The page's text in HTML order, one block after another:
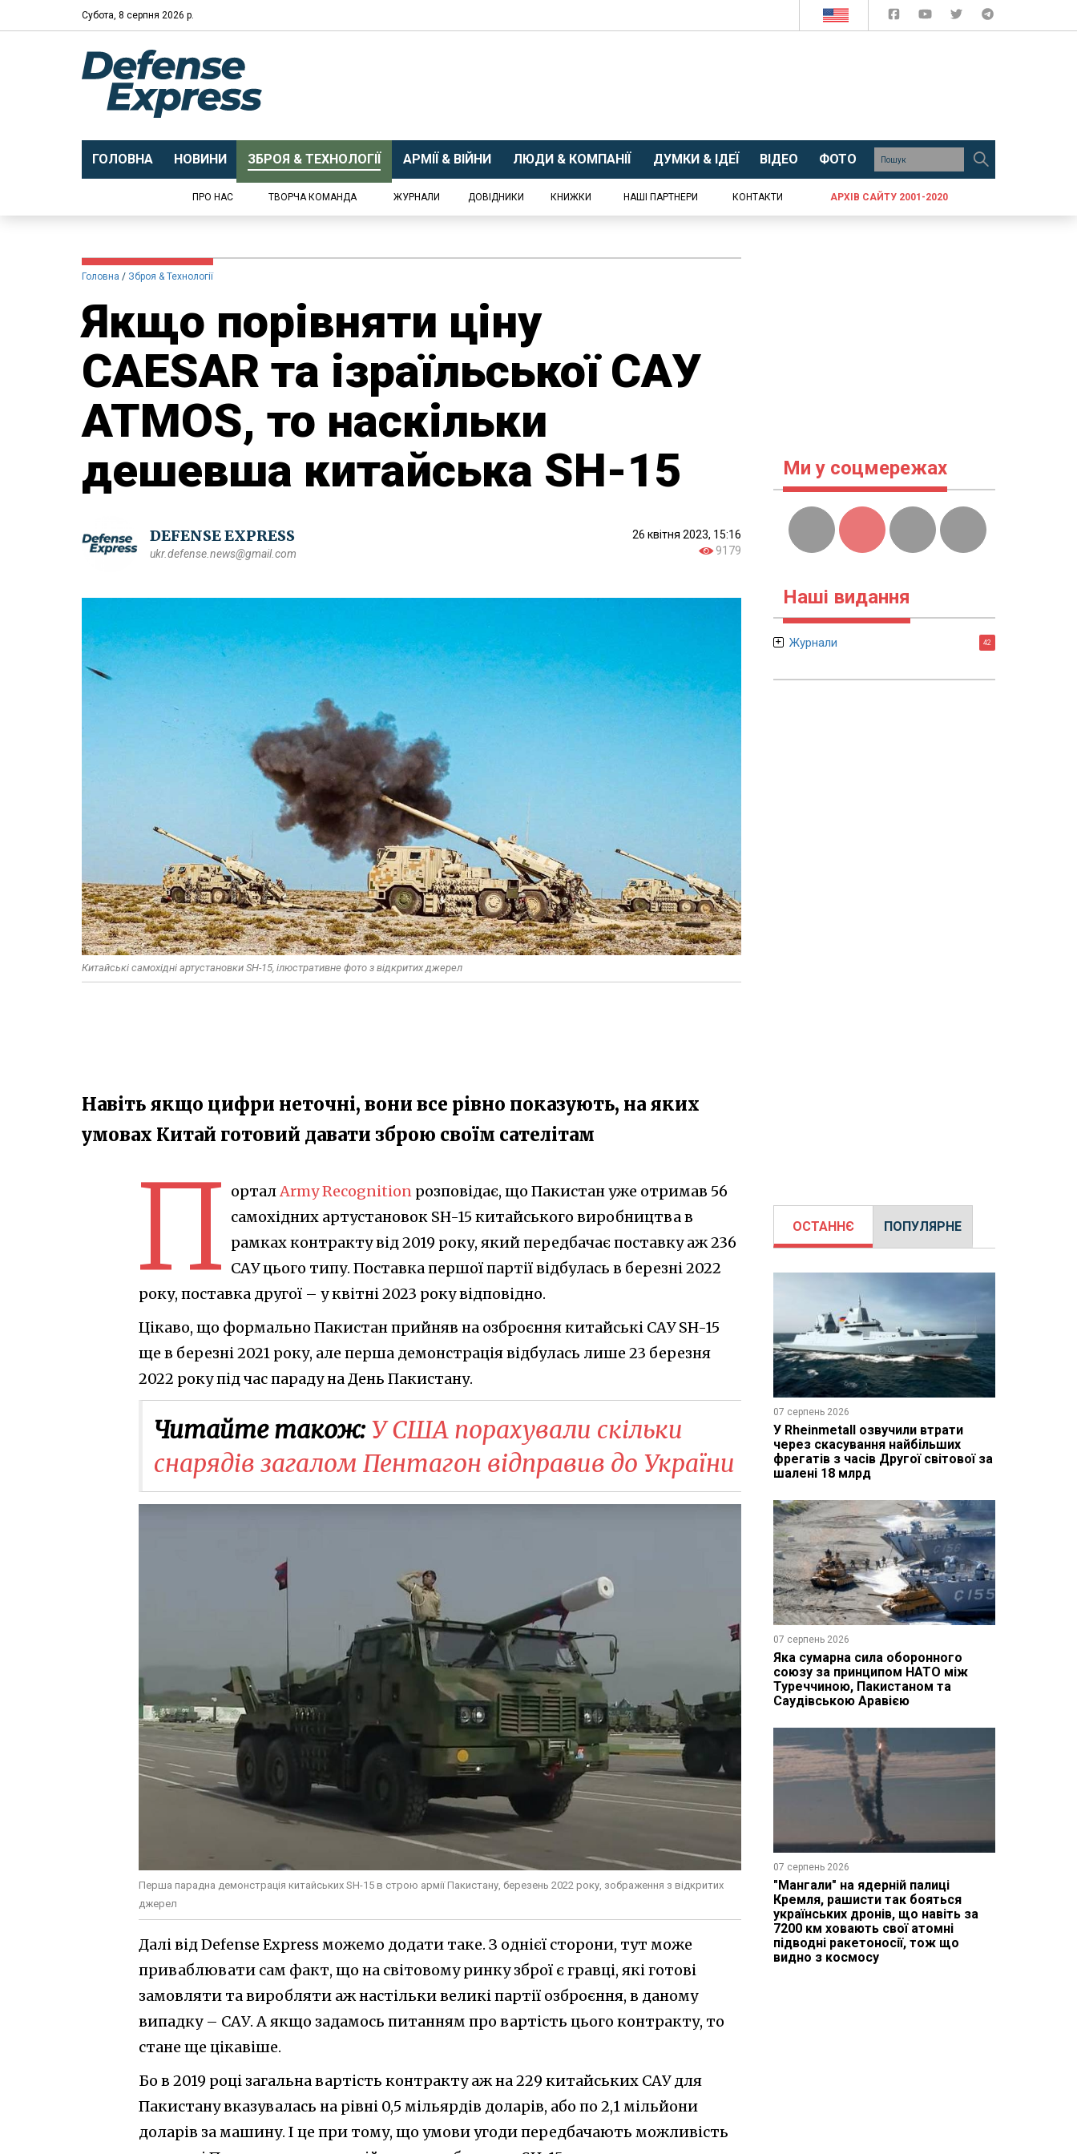
Субота, 8 серпня 2026 р.
ГОЛОВНА НОВИНИ ЗБРОЯ & ТЕХНОЛОГІЇ АРМІЇ & ВІЙНИ ЛЮДИ & КОМПАНІЇ ДУМКИ & ІДЕЇ ВІДЕО ФОТО
ПРО НАС ТВОРЧА КОМАНДА ЖУРНАЛИ ДОВІДНИКИ КНИЖКИ НАШІ ПАРТНЕРИ КОНТАКТИ АРХІВ САЙТУ 2001-2020
Головна Зброя & Технології
Якщо порівняти ціну
CAESAR та ізраїльської САУ
ATMOS, то наскільки
дешевша китайська SH-15
DEFENSE EXPRESS
ukr.defense.news@gmail.com
26 квітня 2023, 15:16
9179
Китайські самохідні артустановки SH-15, ілюстративне фото з відкритих джерел
Навіть якщо цифри неточні, вони все рівно показують, на яких
умовах Китай готовий давати зброю своїм сателітам
П ортал Army Recognition розповідає, що Пакистан уже отримав 56
самохідних артустановок SH-15 китайського виробництва в
рамках контракту від 2019 року, який передбачає поставку аж 236
САУ цього типу. Поставка першої партії відбулась в березні 2022
року, поставка другої – у квітні 2023 року відповідно.
Цікаво, що формально Пакистан прийняв на озброєння китайські САУ SH-15
ще в березні 2021 року, але перша демонстрація відбулась лише 23 березня
2022 року під час параду на День Пакистану.
Читайте також: У США порахували скільки
снарядів загалом Пентагон відправив до України
Перша парадна демонстрація китайських SH-15 в строю армії Пакистану, березень 2022 року, зображення з відкритих
джерел
Далі від Defense Express можемо додати таке. З однієї сторони, тут може
приваблювати сам факт, що на світовому ринку зброї є гравці, які готові
замовляти та виробляти аж настільки великі партії озброєння, в даному
випадку – САУ. А якщо задамось питанням про вартість цього контракту, то
стане ще цікавіше.
Бо в 2019 році загальна вартість контракту аж на 229 китайських САУ для
Пакистану вказувалась на рівні 0,5 мільярдів доларів, або по 2,1 мільйони
доларів за машину. І це при тому, що умови угоди передбачають можливість
Ми у соцмережах
Наші видання
Журнали 42
ОСТАННЄ ПОПУЛЯРНЕ
07 серпень 2026
У Rheinmetall озвучили втрати
через скасування найбільших
фрегатів з часів Другої світової за
шалені 18 млрд
07 серпень 2026
Яка сумарна сила оборонного
союзу за принципом НАТО між
Туреччиною, Пакистаном та
Саудівською Аравією
07 серпень 2026
"Мангали" на ядерній палиці
Кремля, рашисти так бояться
українських дронів, що навіть за
7200 км ховають свої атомні
підводні ракетоносії, тож що
видно з космосу